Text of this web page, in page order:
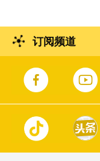
订阅频道